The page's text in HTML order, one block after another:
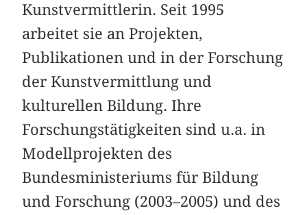
Kunstvermittlerin. Seit 1995
arbeitet sie an Projekten,
Publikationen und in der Forschung
der Kunstvermittlung und
kulturellen Bildung. Ihre
Forschungstätigkeiten sind u.a. in
Modellprojekten des
Bundesministeriums für Bildung
und Forschung (2003–2005) und des